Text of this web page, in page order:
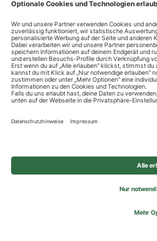
© 2026 REWE